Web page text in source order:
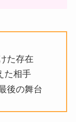
た存在
た相手
後の舞台